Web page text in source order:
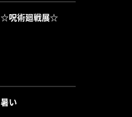
☆呪術廻戦展☆
暑い